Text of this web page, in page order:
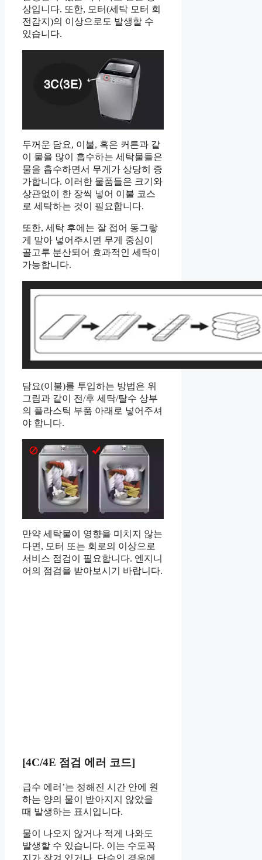
상입니다. 또한, 모터(세탁 모터 회
전감지)의 이상으로도 발생할 수
있습니다.
두꺼운 담요, 이불, 혹은 커튼과 같
이 물을 많이 흡수하는 세탁물들은
물을 흡수하면서 무게가 상당히 증
가합니다. 이러한 물품들은 크기와
상관없이 한 장씩 넣어 이불 코스
로 세탁하는 것이 필요합니다.
또한, 세탁 후에는 잘 접어 동그랗
게 말아 넣어주시면 무게 중심이
골고루 분산되어 효과적인 세탁이
가능합니다.
담요(이불)를 투입하는 방법은 위
그림과 같이 전/후 세탁/탈수 상부
의 플라스틱 부품 아래로 넣어주셔
야 합니다.
만약 세탁물이 영향을 미치지 않는
다면, 모터 또는 회로의 이상으로
서비스 점검이 필요합니다. 엔지니
어의 점검을 받아보시기 바랍니다.
[4C/4E 점검 에러 코드]
급수 에러’는 정해진 시간 안에 원
하는 양의 물이 받아지지 않았을
때 발생하는 표시입니다.
물이 나오지 않거나 적게 나와도
발생할 수 있습니다. 이는 수도꼭
지가 잠겨 있거나, 단수인 경우에